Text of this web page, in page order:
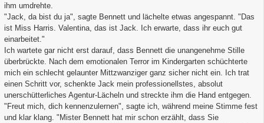
ihm umdrehte.
"Jack, da bist du ja", sagte Bennett und lächelte etwas angespannt. "Das
ist Miss Harris. Valentina, das ist Jack. Ich erwarte, dass ihr euch gut
einarbeitet."
Ich wartete gar nicht erst darauf, dass Bennett die unangenehme Stille
überbrückte. Nach dem emotionalen Terror im Kindergarten schüchterte
mich ein schlecht gelaunter Mittzwanziger ganz sicher nicht ein. Ich trat
einen Schritt vor, schenkte Jack mein professionellstes, absolut
unerschütterliches Agentur-Lächeln und streckte ihm die Hand entgegen.
"Freut mich, dich kennenzulernen", sagte ich, während meine Stimme fest
und klar klang. "Mister Bennett hat mir schon erzählt, dass Sie